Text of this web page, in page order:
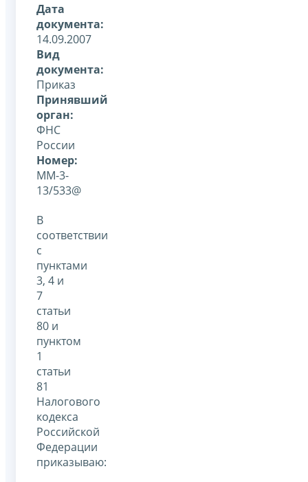
Дата
документа:
14.09.2007
Вид
документа:
Приказ
Принявший
орган:
ФНС
России
Номер:
ММ-3-
13/533@
В
соответствии
с
пунктами
3, 4 и
7
статьи
80 и
пунктом
1
статьи
81
Налогового
кодекса
Российской
Федерации
приказываю: